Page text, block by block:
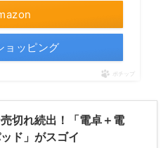
ョッピング
ポチップ
切れ続出！「電卓＋電
ド」がスゴイ